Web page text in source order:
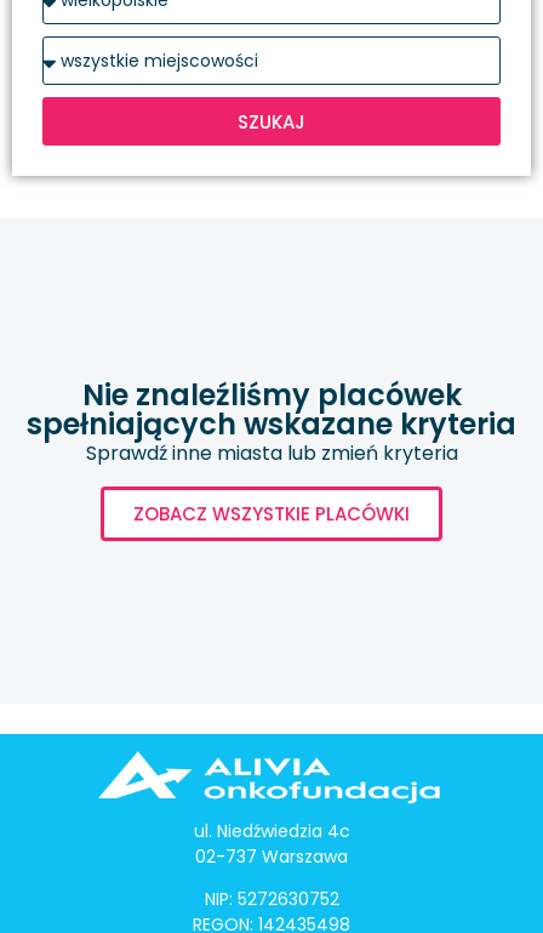
SZUKAJ
Nie znaleźliśmy placówek
spełniających wskazane kryteria
Sprawdź inne miasta lub zmień kryteria
ZOBACZ WSZYSTKIE PLACÓWKI
ul. Niedźwiedzia 4c
02-737 Warszawa
NIP: 5272630752
REGON: 142435498